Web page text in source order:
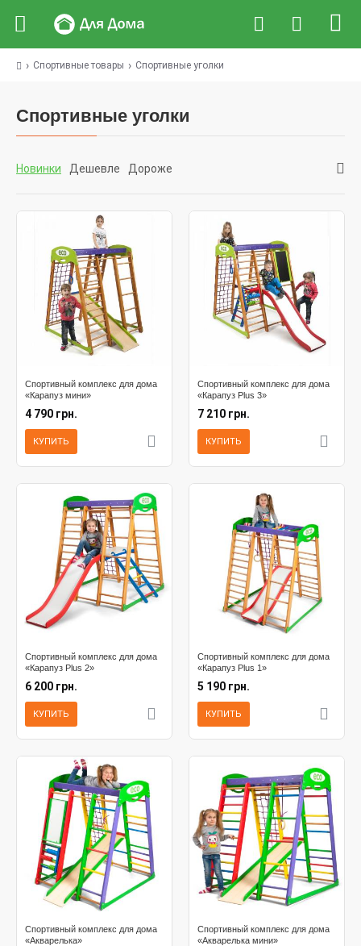
Спортивные товары Спортивные уголки
Спортивные уголки
Новинки Дешевле Дороже
Спортивный комплекс для дома
«Карапуз мини»
4 790 грн.
КУПИТЬ
Спортивный комплекс для дома
«Карапуз Plus 3»
7 210 грн.
КУПИТЬ
Спортивный комплекс для дома
«Карапуз Plus 2»
6 200 грн.
КУПИТЬ
Спортивный комплекс для дома
«Карапуз Plus 1»
5 190 грн.
КУПИТЬ
Спортивный комплекс для дома
«Акварелька»
Спортивный комплекс для дома
«Акварелька мини»